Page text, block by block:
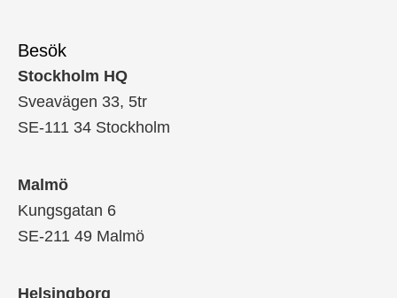
Besök
Stockholm HQ
Sveavägen 33, 5tr
SE-111 34 Stockholm
Malmö
Kungsgatan 6
SE-211 49 Malmö
Helsingborg